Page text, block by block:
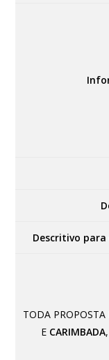
Descritivo
TODA
E CARIMBADA